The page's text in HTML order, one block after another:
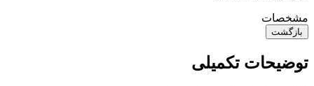
مشخصات
بازگشت
توضیحات تکمیلی